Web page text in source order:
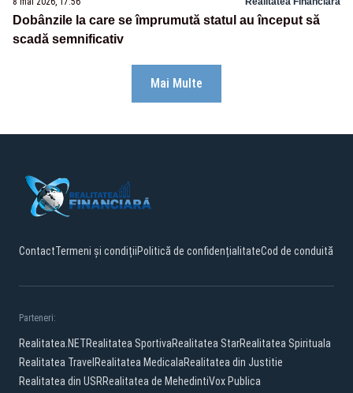
Dobânzile la care se împrumută statul au început să
scadă semnificativ
Mai Multe
ContactTermeni și condițiiPolitică de confidențialitateCod de conduită
Parteneri:
Realitatea.NETRealitatea SportivaRealitatea StarRealitatea Spirituala
Realitatea Travel Realitatea MedicalaRealitatea din Justitie
Realitatea din USRRealitatea de MehedintiVox Publica